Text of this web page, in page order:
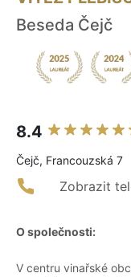
Beseda Čejč
8.4
Čejč, Francouzská 7
Zobrazit
O společnosti:
V centru vinařské